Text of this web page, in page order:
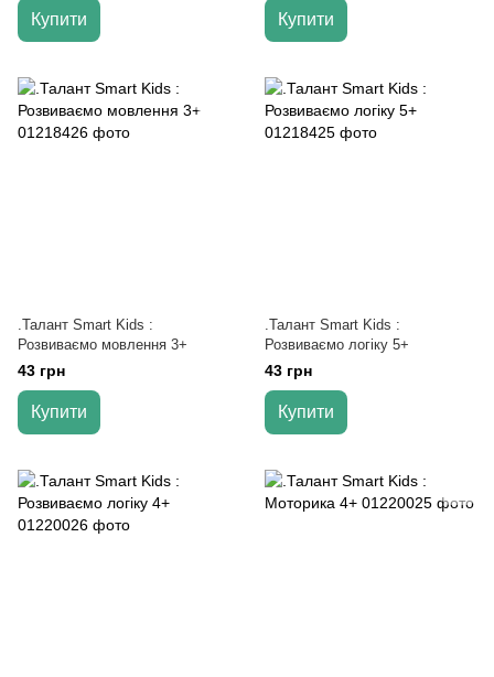
Купити Купити
.Талант Smart Kids :
Розвиваємо мовлення 3+
43 грн
Купити
.Талант Smart Kids :
Розвиваємо логіку 5+
43 грн
Купити